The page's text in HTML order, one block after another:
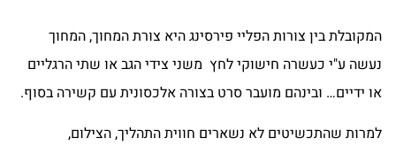
המקובלת בין צורות הפליי פירסינג היא צורת המחוך, המחוך
נעשה ע"י כעשרה חישוקי לחץ משני צידי הגב או שתי הרגליים
או ידיים… ובינהם מועבר סרט בצורה אלכסונית עם קשירה בסוף.
למרות שהתכשיטים לא נשארים חווית התהליך, הצילום,